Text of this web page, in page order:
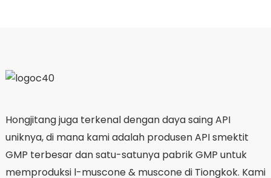
Hongjitang juga terkenal dengan daya saing API
uniknya, di mana kami adalah produsen API smektit
GMP terbesar dan satu-satunya pabrik GMP untuk
memproduksi l-muscone & muscone di Tiongkok. Kami